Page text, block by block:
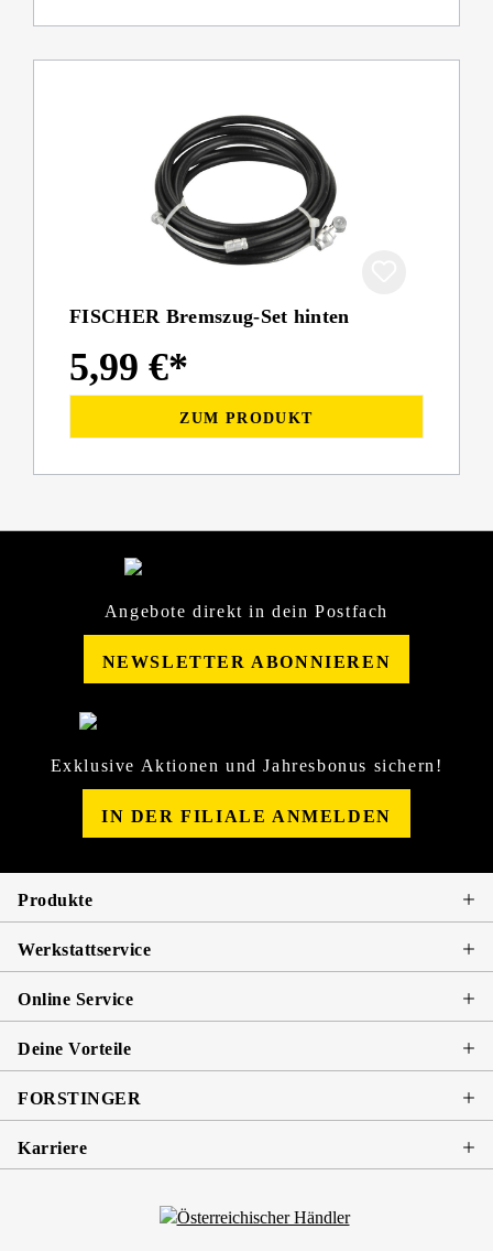
FISCHER Bremszug-Set hinten
5,99 €*
ZUM PRODUKT
Angebote direkt in dein Postfach
NEWSLETTER ABONNIEREN
Exklusive Aktionen und Jahresbonus sichern!
IN DER FILIALE ANMELDEN
Produkte
Werkstattservice
Online Service
Deine Vorteile
FORSTINGER
Karriere